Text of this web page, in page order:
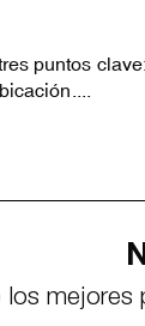
puntos clave:
los mejores